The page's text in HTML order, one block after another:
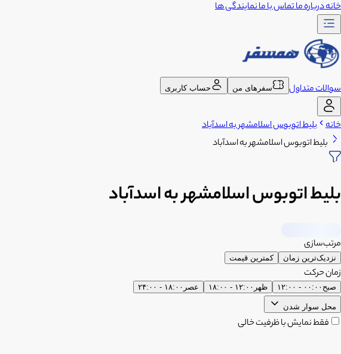
خانهدرباره ماتماس با مانمایندگی ها
سوالات متداول سفرهای من حساب کاربری
خانه بلیط اتوبوس اسلامشهر به اسدآباد
بلیط اتوبوس اسلامشهر به اسدآباد
بلیط اتوبوس اسلامشهر به اسدآباد
مرتب‌سازی
نزدیک‌ترین زمان کمترین قیمت
زمان حرکت
صبح ۰۰:۰۰ - ۱۲:۰۰ ظهر ۱۲:۰۰ - ۱۸:۰۰ عصر ۱۸:۰۰ - ۲۴:۰۰
محل سوار شدن
فقط نمایش با ظرفیت خالی